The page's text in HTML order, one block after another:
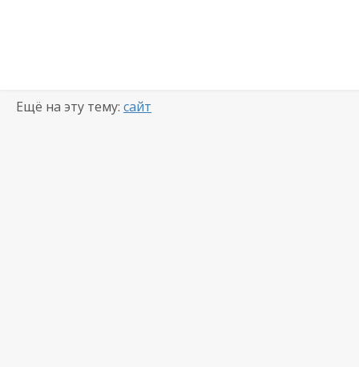
Ещё на эту тему: сайт